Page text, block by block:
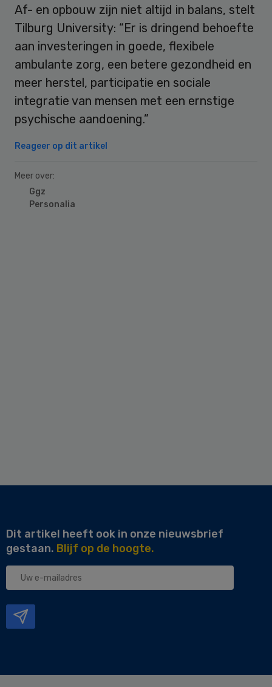
Af- en opbouw zijn niet altijd in balans, stelt
Tilburg University: “Er is dringend behoefte
aan investeringen in goede, flexibele
ambulante zorg, een betere gezondheid en
meer herstel, participatie en sociale
integratie van mensen met een ernstige
psychische aandoening.”
Reageer op dit artikel
Meer over:
Ggz
Personalia
Dit artikel heeft ook in onze nieuwsbrief
gestaan. Blijf op de hoogte.
Uw